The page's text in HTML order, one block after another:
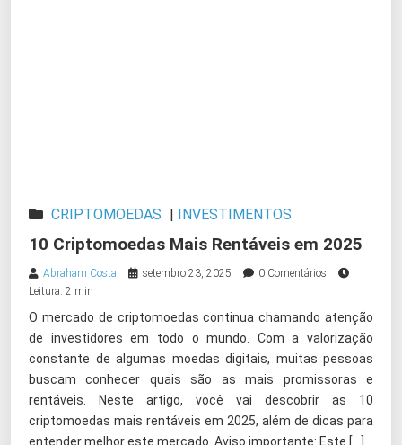
CRIPTOMOEDAS | INVESTIMENTOS
10 Criptomoedas Mais Rentáveis em 2025
Abraham Costa setembro 23, 2025
0 Comentários
Leitura: 2 min
O mercado de criptomoedas continua chamando atenção
de investidores em todo o mundo. Com a valorização
constante de algumas moedas digitais, muitas pessoas
buscam conhecer quais são as mais promissoras e
rentáveis. Neste artigo, você vai descobrir as 10
criptomoedas mais rentáveis em 2025, além de dicas para
entender melhor este mercado. Aviso importante: Este […]